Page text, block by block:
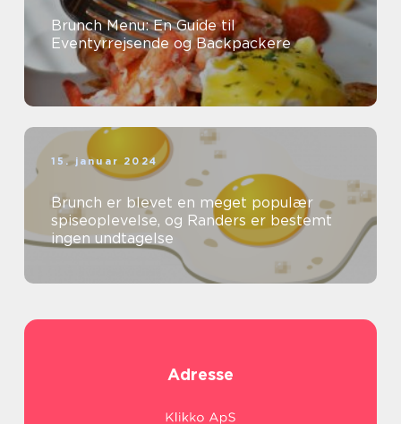
Brunch Menu: En Guide til
Eventyrrejsende og Backpackere
15. januar 2024
Brunch er blevet en meget populær
spiseoplevelse, og Randers er bestemt
ingen undtagelse
Adresse